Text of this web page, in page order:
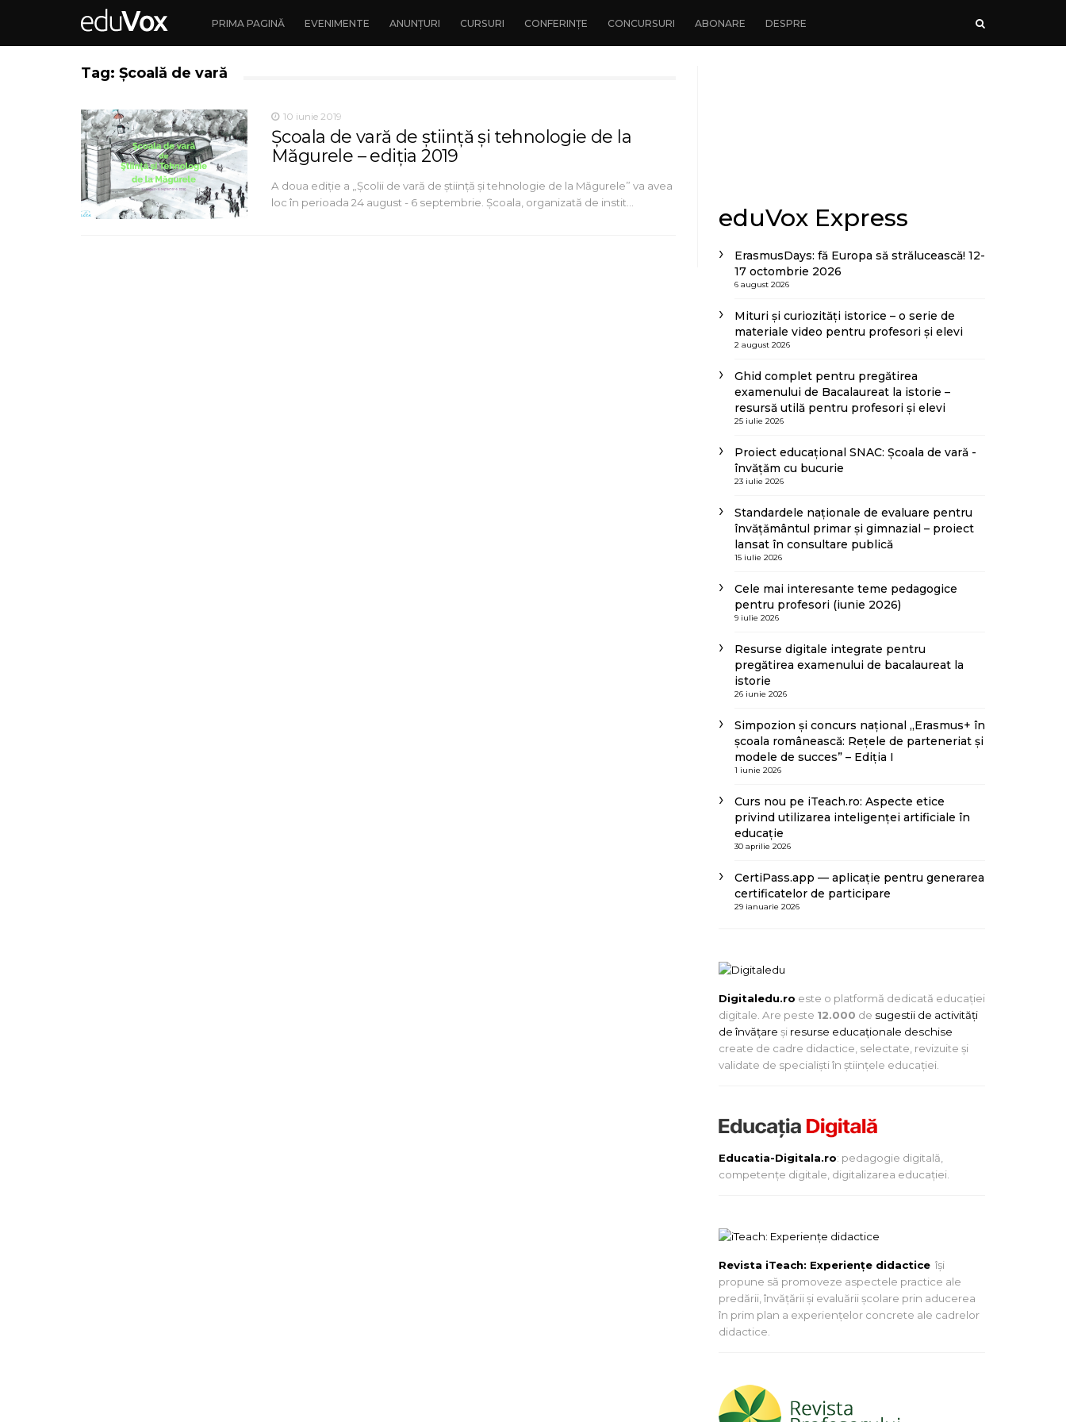
PRIMA PAGINĂ EVENIMENTE ANUNȚURI CURSURI CONFERINȚE CONCURSURI ABONARE DESPRE
Tag: Școală de vară
10 iunie 2019
Școala de vară de știință și tehnologie de la
Măgurele – ediția 2019
A doua ediție a „Școlii de vară de știință și tehnologie de la Măgurele” va avea
loc în perioada 24 august - 6 septembrie. Școala, organizată de instit…
eduVox Express
ErasmusDays: fă Europa să strălucească! 12-
17 octombrie 2026
6 august 2026
Mituri și curiozități istorice – o serie de
materiale video pentru profesori și elevi
2 august 2026
Ghid complet pentru pregătirea
examenului de Bacalaureat la istorie –
resursă utilă pentru profesori și elevi
25 iulie 2026
Proiect educațional SNAC: Școala de vară -
învățăm cu bucurie
23 iulie 2026
Standardele naționale de evaluare pentru
învățământul primar și gimnazial – proiect
lansat în consultare publică
15 iulie 2026
Cele mai interesante teme pedagogice
pentru profesori (iunie 2026)
9 iulie 2026
Resurse digitale integrate pentru
pregătirea examenului de bacalaureat la
istorie
26 iunie 2026
Simpozion și concurs național „Erasmus+ în
școala românească: Rețele de parteneriat și
modele de succes” – Ediția I
1 iunie 2026
Curs nou pe iTeach.ro: Aspecte etice
privind utilizarea inteligenței artificiale în
educație
30 aprilie 2026
CertiPass.app — aplicație pentru generarea
certificatelor de participare
29 ianuarie 2026
Digitaledu.ro este o platformă dedicată educației
digitale. Are peste 12.000 de sugestii de activități
de învățare și resurse educaționale deschise
create de cadre didactice, selectate, revizuite și
validate de specialiști în științele educației.
Educatia-Digitala.ro: pedagogie digitală,
competențe digitale, digitalizarea educației.
Revista iTeach: Experienţe didactice îşi
propune să promoveze aspectele practice ale
predării, învăţării şi evaluării şcolare prin aducerea
în prim plan a experienţelor concrete ale cadrelor
didactice.